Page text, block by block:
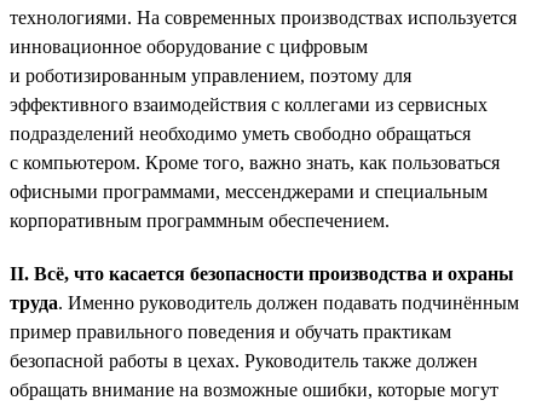
технологиями. На современных производствах используется
инновационное оборудование с цифровым
и роботизированным управлением, поэтому для
эффективного взаимодействия с коллегами из сервисных
подразделений необходимо уметь свободно обращаться
с компьютером. Кроме того, важно знать, как пользоваться
офисными программами, мессенджерами и специальным
корпоративным программным обеспечением.
II. Всё, что касается безопасности производства и охраны
труда. Именно руководитель должен подавать подчинённым
пример правильного поведения и обучать практикам
безопасной работы в цехах. Руководитель также должен
обращать внимание на возможные ошибки, которые могут